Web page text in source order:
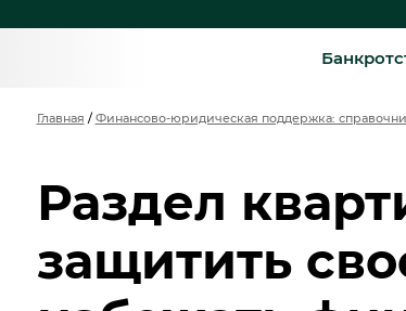
Главная / Финансово-юридическая поддержка:
Раздел
защитить